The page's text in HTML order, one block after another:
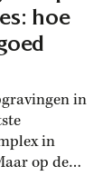
hoe
in
in
op de